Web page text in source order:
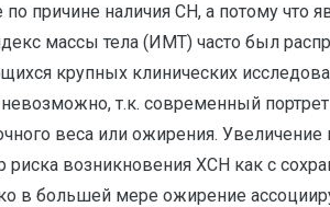
причине наличия СН, а потому что
массы тела (ИМТ) часто был
крупных клинических
невозможно, т.к. современный
веса или ожирения.
риска возникновения ХСН как с
в большей мере ожирение